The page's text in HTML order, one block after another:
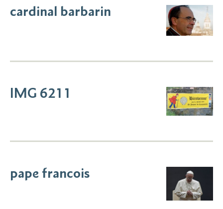
cardinal barbarin
IMG 6211
pape francois